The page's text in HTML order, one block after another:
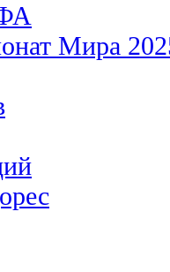
Мира